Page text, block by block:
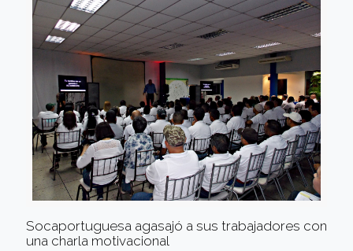
Socaportuguesa agasajó a sus trabajadores con
una charla motivacional